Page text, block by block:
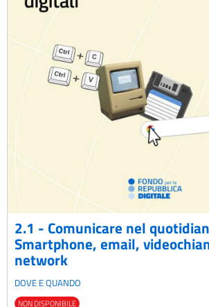
2.1 - Comunicare nel
Smartphone, email,
network
DOVE E QUANDO
NON DISPONIBILE